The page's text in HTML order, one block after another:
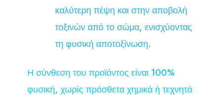
καλύτερη πέψη και στην αποβολή
τοξινών από το σώμα, ενισχύοντας
τη φυσική αποτοξίνωση.
Η σύνθεση του προϊόντος είναι 100%
φυσική, χωρίς πρόσθετα χημικά ή τεχνητά